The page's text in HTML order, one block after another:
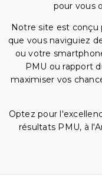
pour vous
Notre site est conçu
que vous naviguiez
ou votre
PMU ou rapport
maximiser vos
Optez pour
résultats PMU, à